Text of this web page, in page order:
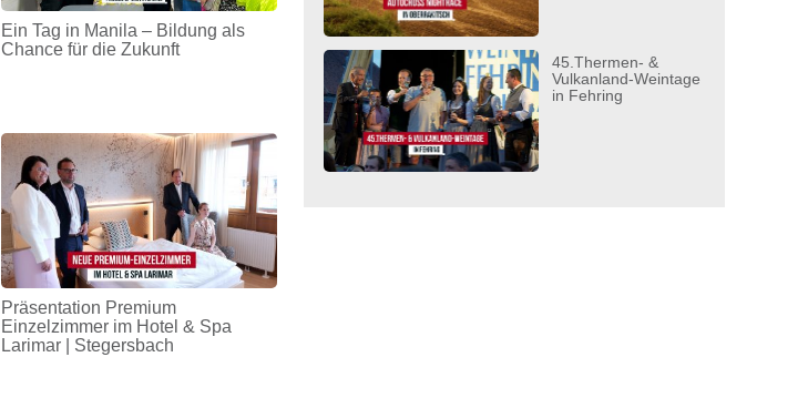
Ein Tag in Manila – Bildung als
Chance für die Zukunft
Präsentation Premium
Einzelzimmer im Hotel & Spa
Larimar | Stegersbach
45.Thermen- &
Vulkanland-Weintage
in Fehring